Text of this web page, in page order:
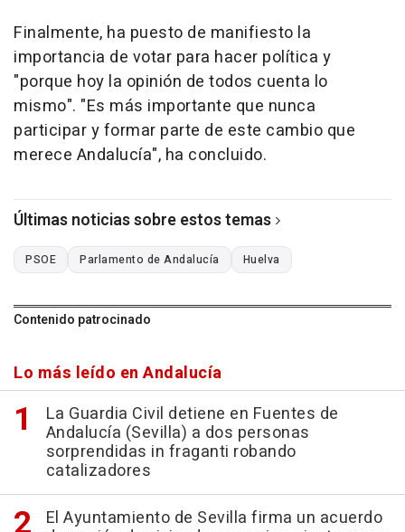
Finalmente, ha puesto de manifiesto la
importancia de votar para hacer política y
"porque hoy la opinión de todos cuenta lo
mismo". "Es más importante que nunca
participar y formar parte de este cambio que
merece Andalucía", ha concluido.
Últimas noticias sobre estos temas
PSOE Parlamento de Andalucía Huelva
Contenido patrocinado
Lo más leído en Andalucía
La Guardia Civil detiene en Fuentes de
Andalucía (Sevilla) a dos personas
sorprendidas in fraganti robando
catalizadores
El Ayuntamiento de Sevilla firma un acuerdo